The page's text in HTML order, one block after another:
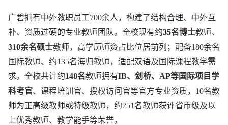
广碧拥有中外教职员工700余人，构建了结构合理、中外互
补、资质过硬的专业教师团队。全校现有约35名博士教师、
310余名硕士教师，高学历师资占比位居前列；配备180余名
国际教师、约135名海归教师，适配双语及国际课程教学需
求。全校共计约148名教师拥有IB、剑桥、AP等国际项目学
科考官、课程培训官、授权访问官等官方专业资质，10名教
师为正高级教师或特级教师，约251名教师获评省市级及以
上优秀教师、教学能手等荣誉。